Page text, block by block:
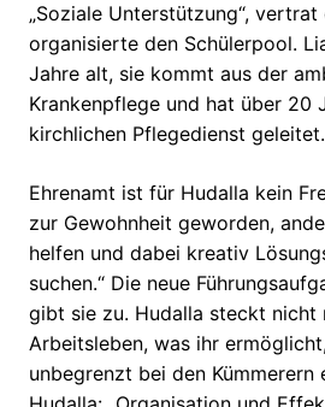
„Soziale Unterstützung“,
organisierte den Schülerpool.
Jahre alt, sie kommt aus der
Krankenpflege und hat über 20
kirchlichen Pflegedienst geleitet.
Ehrenamt ist für Hudalla kein
zur Gewohnheit geworden,
helfen und dabei kreativ
suchen.“ Die neue
gibt sie zu. Hudalla steckt nicht
Arbeitsleben, was ihr
unbegrenzt bei den Kümmerern